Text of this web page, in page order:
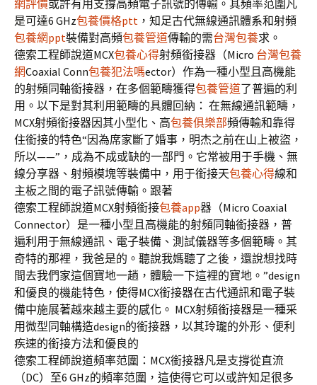
網評價或許有用支撐高頻電子訊號的傳輸。其頻率范圍凡
是可達6 GHz包養價格ptt ，知足古代無線通訊體系和射頻
包養網ppt裝備對高頻包養管道傳輸的需台灣包養求。
德索工程師說道MCX包養心得射頻銜接器（Micro 台灣包養
網Coaxial Conn包養犯法嗎ector）作為一種小型且高機能
的射頻同軸銜接器，在多個範疇獲得包養管道了普遍的利
用。以下是對其利用範疇的具體回納： 在無線通訊範疇，
MCX射頻銜接器因其小型化、高包養俱樂部頻傳輸和靠得
住銜接的特色“因為席家斷了婚事，明杰之前在山上被盜，
所以——”，成為不成或缺的一部門。它常被用于手機、無
線分享器、射頻模塊等裝備中，用于銜接天包養心得線和
主板之間的電子訊號傳輸。跟著
德索工程師說道MCX射頻銜接包養app器（Micro Coaxial
Connector）是一種小型且高機能的射頻同軸銜接器，普
遍利用于無線通訊、電子裝備、測試儀器等多個範疇。其
奇特的那裡，我爸是的。聽說我媽聽了之後，還說想找時
間去我們家這個寶地一趟，體驗一下這裡的寶地。”design
和優良的機能特色，使得MCX銜接器在古代通訊和電子裝
備中施展著越來越主要的感化。 MCX射頻銜接器是一種采
用微型同軸構造design的銜接器，以其玲瓏的外形、便利
疾速的銜接方法和優良的
德索工程師說道頻率范圍：MCX銜接器凡是支撐從直流
（DC）至6 GHz的頻率范圍，這使得它可以或許知足很多